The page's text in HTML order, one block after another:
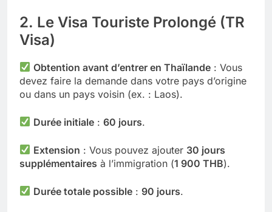
2. Le Visa Touriste Prolongé (TR
Visa)
Obtention avant d’entrer en Thaïlande : Vous
devez faire la demande dans votre pays d’origine
ou dans un pays voisin (ex. : Laos).
Durée initiale :60 jours.
Extension : Vous pouvez ajouter 30 jours
supplémentaires à l’immigration (1 900 THB).
Durée totale possible :90 jours.